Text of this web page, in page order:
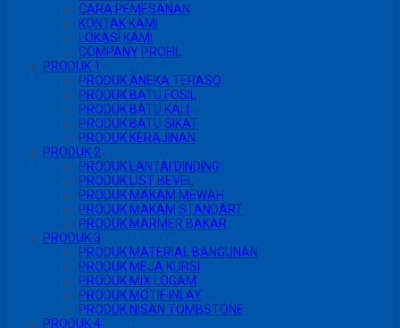
CARA PEMESANAN
KONTAK KAMI
LOKASI KAMI
COMPANY PROFIL
PRODUK 1
PRODUK ANEKA TERASO
PRODUK BATU FOSIL
PRODUK BATU KALI
PRODUK BATU SIKAT
PRODUK KERAJINAN
PRODUK 2
PRODUK LANTAI DINDING
PRODUK LIST BEVEL
PRODUK MAKAM MEWAH
PRODUK MAKAM STANDART
PRODUK MARMER BAKAR
PRODUK 3
PRODUK MATERIAL BANGUNAN
PRODUK MEJA KURSI
PRODUK MIX LOGAM
PRODUK MOTIF INLAY
PRODUK NISAN TOMBSTONE
PRODUK 4